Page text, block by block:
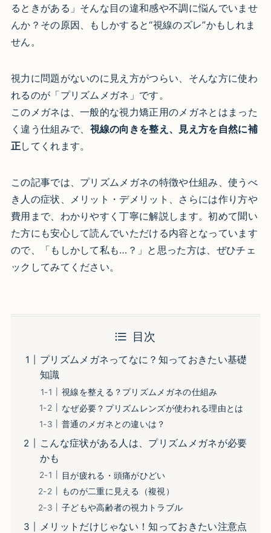
るときがある」そんな目の違和感や不調に悩んでいませ
んか？その原因、もしかすると“視線のズレ”かもしれま
せん。
視力に問題がないのに見え方がつらい、そんな方に使わ
れるのが「プリズムメガネ」です。
このメガネは、一般的な視力矯正用のメガネとはまった
く違う仕組みで、 視線の向きを整え、見え方を自然に補
正してくれます。
この記事では、プリズムメガネの特徴や仕組み、使うべ
き人の症状、メリット・デメリット、さらには作り方や
費用まで、わかりやすく丁寧に解説します。初めて聞い
た方にも安心して読んでいただける内容となっています
ので、「もしかして私も…？」と思った方は、ぜひチェ
ックしてみてください。
目次
プリズムメガネってなに？知っておきたい基礎
知識
視線を整える？プリズムメガネの仕組み
なぜ必要？プリズムレンズが使われる理由とは
普通のメガネとの違いは？
こんな症状がある人は、プリズムメガネが必要
かも
目が疲れる・頭痛がひどい
ものが二重に見える（複視）
子どもや高齢者の視力トラブル
メリットだけじゃない！知っておきたい注意点